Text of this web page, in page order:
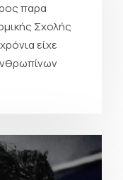
παρα
Σχολής
είχε